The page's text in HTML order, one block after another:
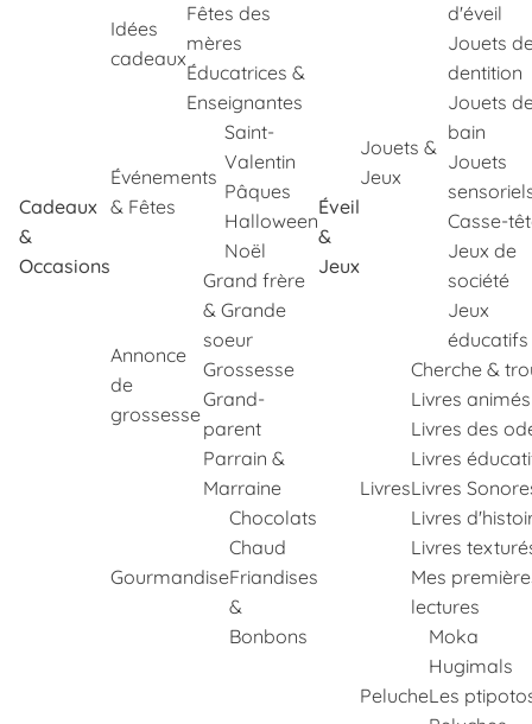
Cadeaux
&
Occasions
Idées
cadeaux
Fêtes des
mères
Éducatrices &
Enseignantes
Événements
& Fêtes
Saint-
Valentin
Pâques
Halloween
Noël
Annonce
de
grossesse
Grand frère
& Grande
soeur
Grossesse
Grand-
parent
Parrain &
Marraine
Gourmandise
Chocolats
Chaud
Friandises
&
Bonbons
Éveil
&
Jeux
Jouets &
Jeux
d'éveil
Jouets
dentition
Jouets
bain
Jouets
Casse-
Jeux de
société
Jeux
éducatifs
Livres
Cherche &
Livres animés
Livres des
Livres
Livres
Livres
Livres
Mes
lectures
Peluche
Moka
Hugimals
Les